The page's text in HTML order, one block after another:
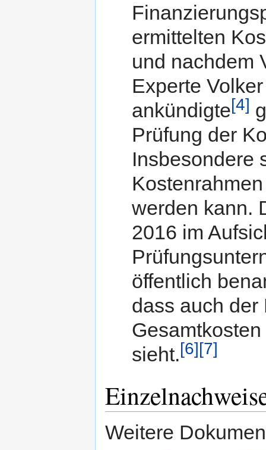
ermittelten
und nachdem
Experte
ankündigte[4]
Prüfung der
Insbesondere
werden kann.
2016 im
öffentlich
dass auch der
sieht.[6][7]
Weitere